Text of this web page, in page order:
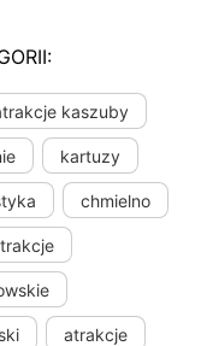
kaszuby
kartuzy
chmielno
atrakcje